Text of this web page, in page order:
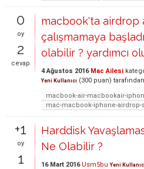
0
oy
2
cevap
macbook'ta airdrop
çalışmamaya
olabilir ? yardımcı
4 Ağustos 2016 Mac Ailesi
Yeni Kullanıcı (300 puan) tarafından
macbook-air-macbookair-
mac-macbook-iphone-airdrop-
+1
oy
1
Harddisk
Ne Olabilir ?
16 Mart 2016 Usm5bu Yeni